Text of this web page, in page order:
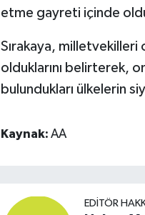
etme gayreti içinde
Sırakaya, milletvekilleri
olduklarını belirterek,
bulundukları ülkelerin
Kaynak: AA
EDITÖR